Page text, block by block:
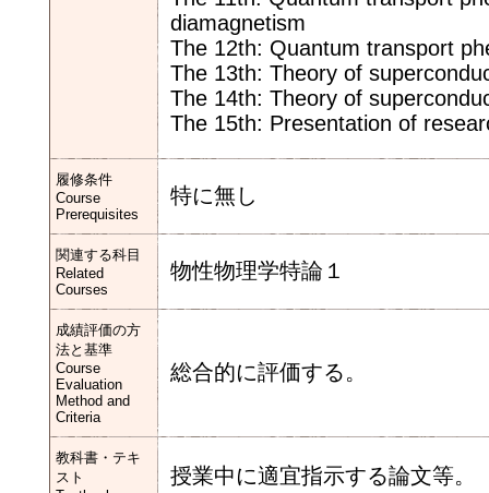
diamagnetism
The 12th: Quantum transport
The 13th: Theory of
The 14th: Theory of
The 15th: Presentation of
履修条件
Course
Prerequisites
特に無し
関連する科目
Related
Courses
物性物理学特論１
成績評価の方
法と基準
Course
Evaluation
Method and
Criteria
総合的に評価する。
教科書・テキ
スト
授業中に適宜指示する論文等。